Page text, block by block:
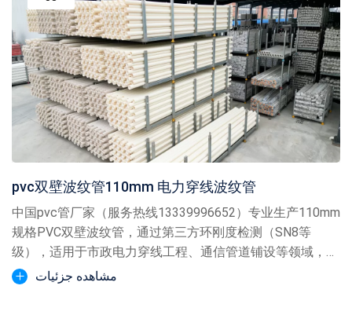
pvc双壁波纹管110mm 电力穿线波纹管
中国pvc管厂家（服务热线13339996652）专业生产110mm
规格PVC双壁波纹管，通过第三方环刚度检测（SN8等
级），适用于市政电力穿线工程、通信管道铺设等领域，展
示电力穿线波纹管实拍图片
مشاهده جزئیات